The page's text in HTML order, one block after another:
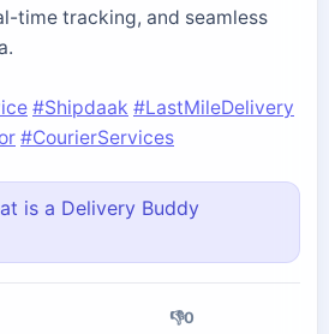
time tracking, and seamless
#Shipdaak #LastMileDelivery
#CourierServices
is a Delivery Buddy
👎0